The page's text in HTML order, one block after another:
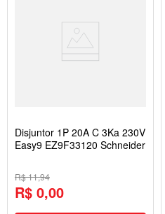
Disjuntor 1P 20A C 3Ka 230V
Easy9 EZ9F33120 Schneider
R$ 11,94
R$ 0,00